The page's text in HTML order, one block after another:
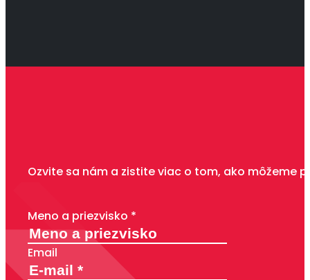
Ozvite sa nám a zistite viac o tom, ako môžeme
Meno a priezvisko *
Email